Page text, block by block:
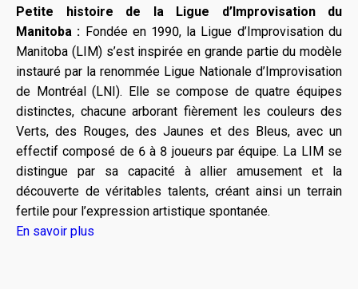
Petite histoire de la Ligue d’Improvisation du
Manitoba : Fondée en 1990, la Ligue d’Improvisation du
Manitoba (LIM) s’est inspirée en grande partie du modèle
instauré par la renommée Ligue Nationale d’Improvisation
de Montréal (LNI). Elle se compose de quatre équipes
distinctes, chacune arborant fièrement les couleurs des
Verts, des Rouges, des Jaunes et des Bleus, avec un
effectif composé de 6 à 8 joueurs par équipe. La LIM se
distingue par sa capacité à allier amusement et la
découverte de véritables talents, créant ainsi un terrain
fertile pour l’expression artistique spontanée.
En savoir plus